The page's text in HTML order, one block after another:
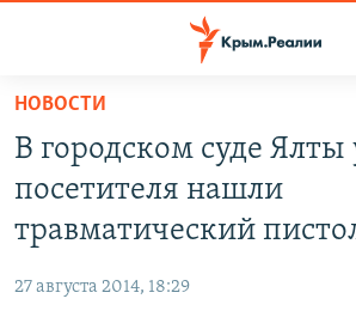
Вернуться
основному
содержанию
главной
навигации
СПЕЦПРОЕКТЫ
11 ЛЕТ ОККУПАЦИИ КРЫМА. 11 ИСТОРИЙ
ЕЩЕ
НОВОСТИ
В городском суде Ялты
посетителя нашли
травматический
27 августа 2014, 18:29